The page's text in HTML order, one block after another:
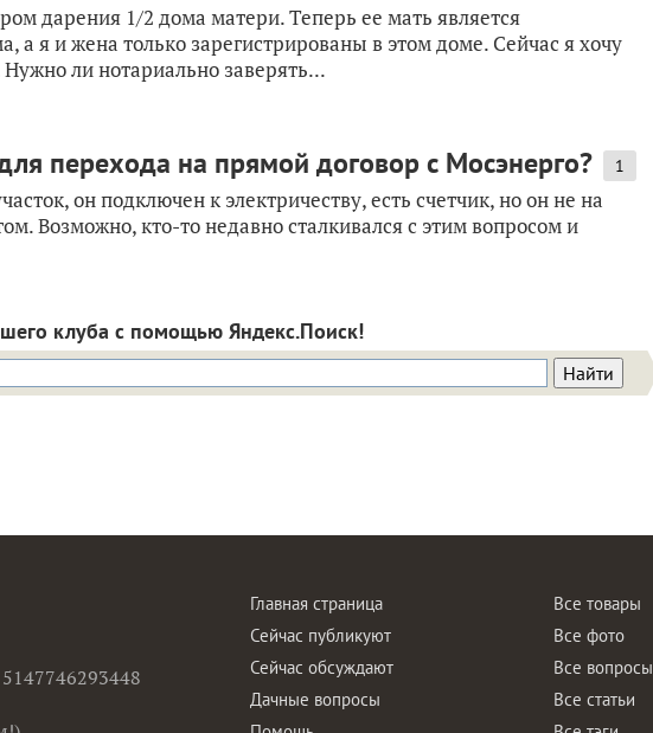
дарения 1/2 дома матери. Теперь ее мать является
а я и жена только зарегистрированы в этом доме. Сейчас я хочу
ли нотариально заверять...
перехода на прямой договор с Мосэнерго? 1
он подключен к электричеству, есть счетчик, но он не на
Возможно, кто-то недавно сталкивался с этим вопросом и
клуба с помощью Яндекс.Поиск!
Главная страница
Сейчас публикуют
Сейчас обсуждают
Дачные вопросы
Все товары
Все фото
Все вопросы
Все статьи